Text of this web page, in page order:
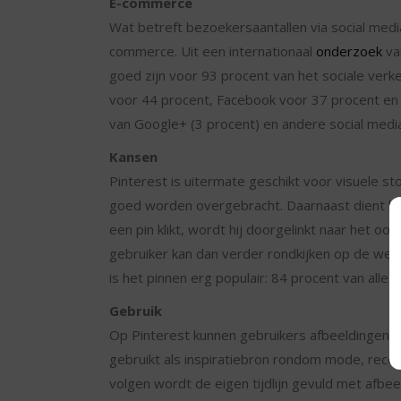
Wat betreft bezoekersaantallen via social
commerce. Uit een internationaal onderzoek
goed zijn voor 93 procent van het sociale
voor 44 procent, Facebook voor 37 procent
van Google+ (3 procent) en andere social
Kansen
Pinterest is uitermate geschikt voor visuele
goed worden overgebracht. Daarnaast dient
een pin klikt, wordt hij doorgelinkt naar het
gebruiker kan dan verder rondkijken op de
is het pinnen erg populair: 84 procent van alle
Gebruik
Op Pinterest kunnen gebruikers
gebruikt als inspiratiebron rondom mode,
volgen wordt de eigen tijdlijn gevuld met